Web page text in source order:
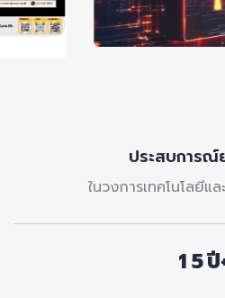
ประสบการณ์
ในวงการเทคโนโลยีแ
0
1
2
3
4
5